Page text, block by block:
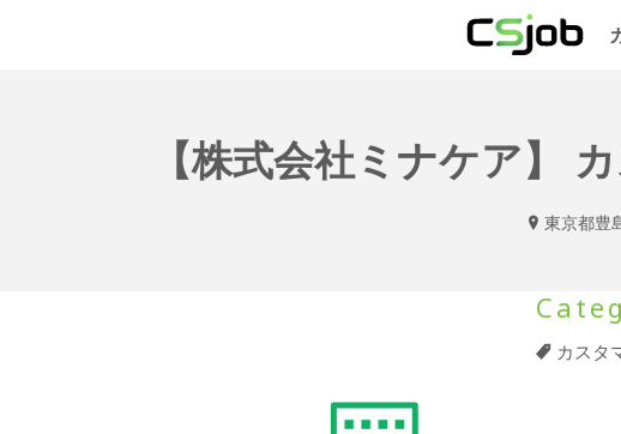
【株式会社ミナケア】
東京都豊
カスタ